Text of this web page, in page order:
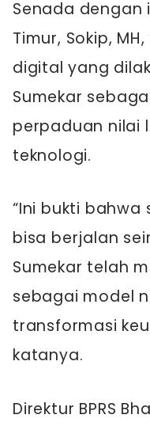
Senada dengan
Timur, Sokip,
digital yang
Sumekar
perpaduan nilai
teknologi.
“Ini bukti
bisa berjalan
Sumekar telah
sebagai model
transformasi
katanya.
Direktur BPRS